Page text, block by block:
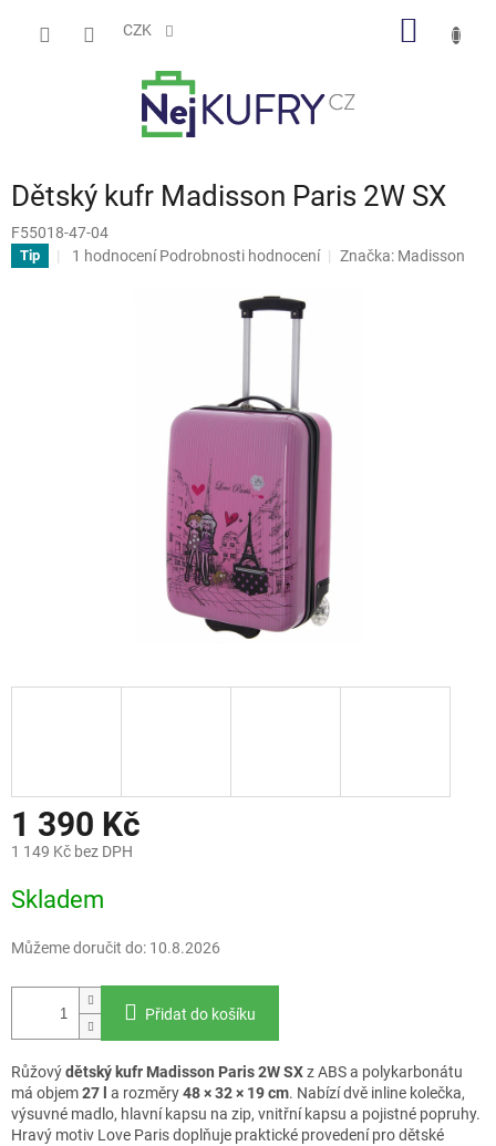
CZK
Dětský kufr Madisson Paris 2W SX
F55018-47-04
Tip
Průměrné
1 hodnocení Podrobnosti hodnocení Značka: Madisson
1 390 Kč
1 149 Kč bez DPH
cena:
Skladem
Můžeme doručit do: 10.8.2026
Přidat do košíku
Růžovýdětský kufr Madisson Paris 2W SXz ABS a polykarbonátu
má objem27 l a rozměry48 × 32 × 19 cm. Nabízí dvě inline kolečka,
výsuvné madlo, hlavní kapsu na zip, vnitřní kapsu a pojistné popruhy.
Hravý motiv Love Paris doplňuje praktické provedení pro dětské